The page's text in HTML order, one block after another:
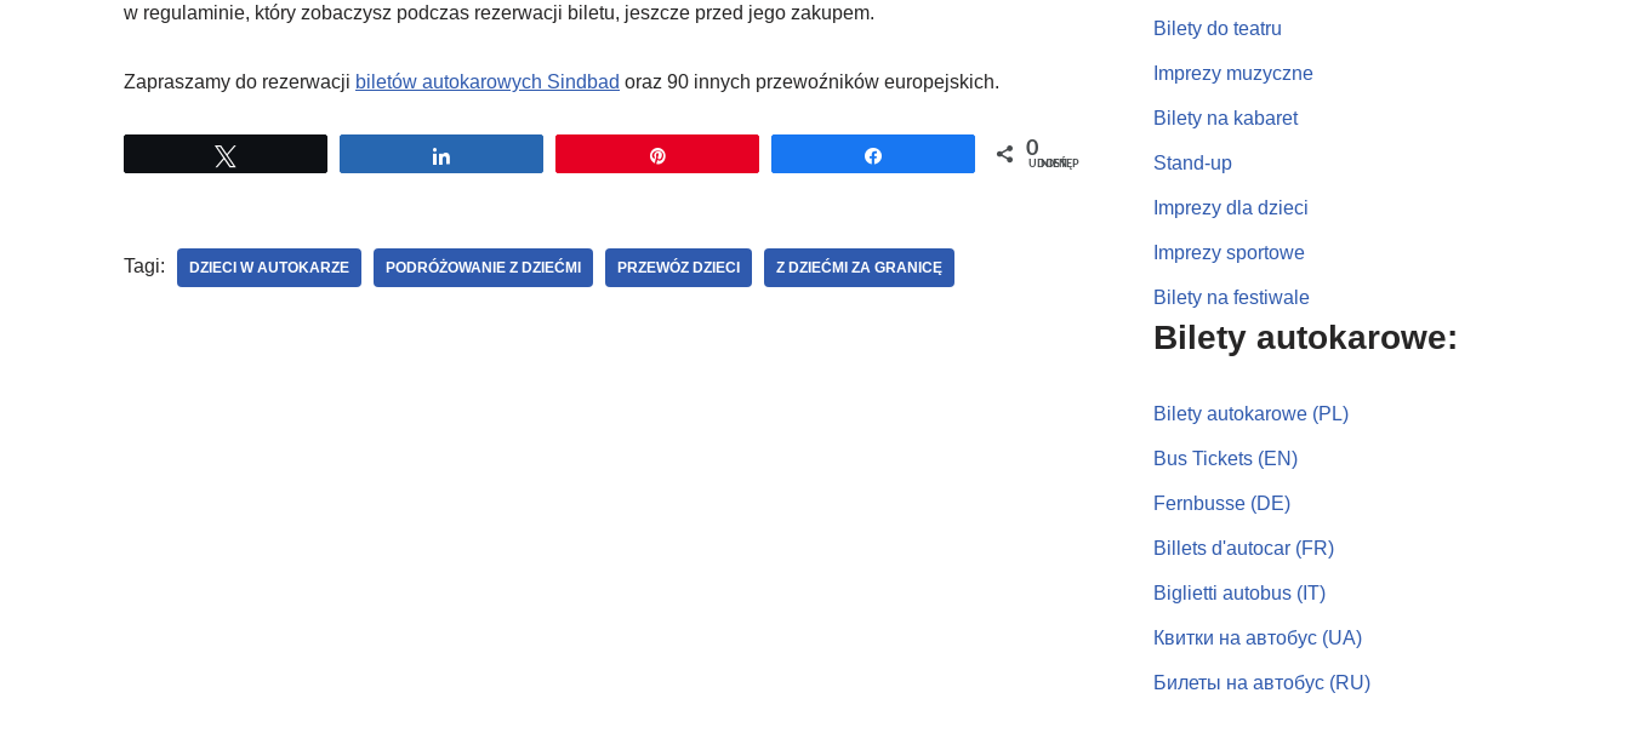
w regulaminie, który zobaczysz podczas rezerwacji biletu, jeszcze przed jego zakupem.
Zapraszamy do rezerwacji biletów autokarowych Sindbad oraz 90 innych przewoźników europejskich.
0
UDOSTĘPNIEŃ
Tagi: DZIECI W AUTOKARZE PODRÓŻOWANIE Z DZIEĆMI PRZEWÓZ DZIECI Z DZIEĆMI ZA GRANICĘ
Bilety do teatru
Imprezy muzyczne
Bilety na kabaret
Stand-up
Imprezy dla dzieci
Imprezy sportowe
Bilety na festiwale
Bilety autokarowe:
Bilety autokarowe (PL)
Bus Tickets (EN)
Fernbusse (DE)
Billets d'autocar (FR)
Biglietti autobus (IT)
Квитки на автобус (UA)
Билеты на автобус (RU)